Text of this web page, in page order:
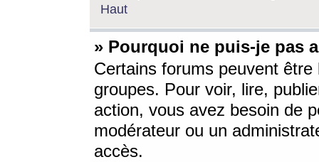
Haut
» Pourquoi ne puis-je pas
Certains forums peuvent être
groupes. Pour voir, lire,
action, vous avez besoin de
modérateur ou un
accès.